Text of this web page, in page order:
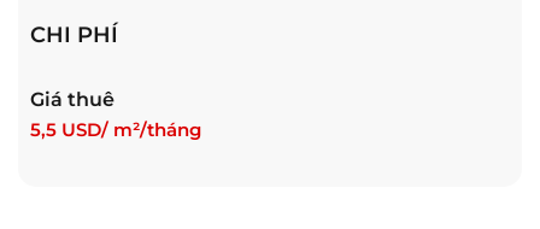
CHI PHÍ
Giá thuê
5,5 USD/ m²/tháng